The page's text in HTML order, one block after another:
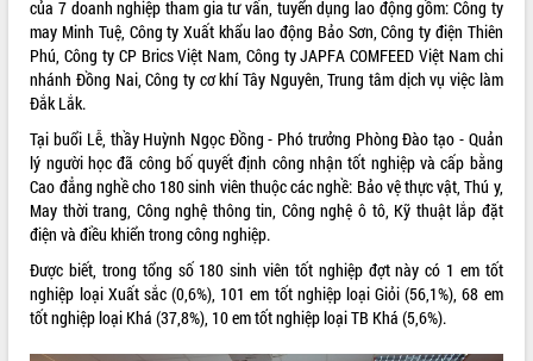
VĂN BẢN HĐND TỈNH
ĐIỂM TIN VĂN BẢN
QUY HOẠCH - KẾ HOẠCH
của 7 doanh nghiệp tham gia tư vấn, tuyển dụng lao động gồm: Công ty
may Minh Tuệ, Công ty Xuất khẩu lao động Bảo Sơn, Công ty điện Thiên
Phú, Công ty CP Brics Việt Nam, Công ty JAPFA COMFEED Việt Nam chi
nhánh Đồng Nai, Công ty cơ khí Tây Nguyên, Trung tâm dịch vụ việc làm
Đắk Lắk.
Tại buổi Lễ, thầy Huỳnh Ngọc Đồng - Phó trưởng Phòng Đào tạo - Quản
lý người học đã công bố quyết định công nhận tốt nghiệp và cấp bằng
Cao đẳng nghề cho 180 sinh viên thuộc các nghề: Bảo vệ thực vật, Thú y,
May thời trang, Công nghệ thông tin, Công nghệ ô tô, Kỹ thuật lắp đặt
điện và điều khiển trong công nghiệp.
Được biết, trong tổng số 180 sinh viên tốt nghiệp đợt này có 1 em tốt
nghiệp loại Xuất sắc (0,6%), 101 em tốt nghiệp loại Giỏi (56,1%), 68 em
tốt nghiệp loại Khá (37,8%), 10 em tốt nghiệp loại TB Khá (5,6%).